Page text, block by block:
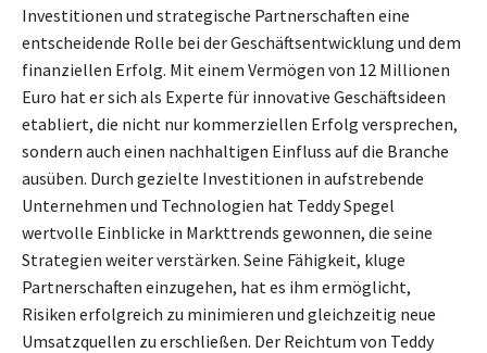
Investitionen und strategische Partnerschaften eine
entscheidende Rolle bei der Geschäftsentwicklung und dem
finanziellen Erfolg. Mit einem Vermögen von 12 Millionen
Euro hat er sich als Experte für innovative Geschäftsideen
etabliert, die nicht nur kommerziellen Erfolg versprechen,
sondern auch einen nachhaltigen Einfluss auf die Branche
ausüben. Durch gezielte Investitionen in aufstrebende
Unternehmen und Technologien hat Teddy Spegel
wertvolle Einblicke in Markttrends gewonnen, die seine
Strategien weiter verstärken. Seine Fähigkeit, kluge
Partnerschaften einzugehen, hat es ihm ermöglicht,
Risiken erfolgreich zu minimieren und gleichzeitig neue
Umsatzquellen zu erschließen. Der Reichtum von Teddy